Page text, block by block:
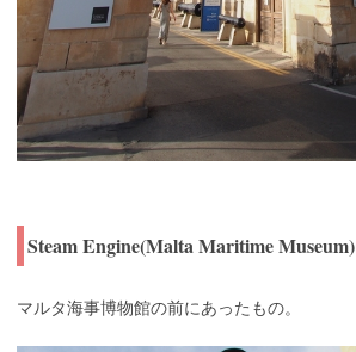
Steam Engine(Malta Maritime Museum)
マルタ海事博物館の前にあったもの。